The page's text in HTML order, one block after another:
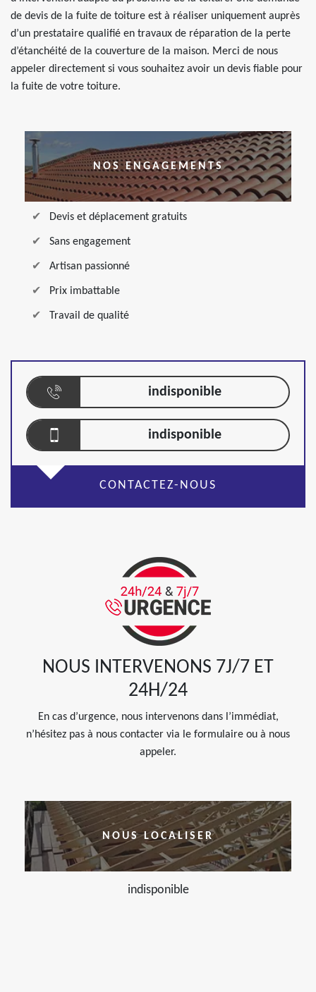
de devis de la fuite de toiture est à réaliser uniquement auprès
d’un prestataire qualifié en travaux de réparation de la perte
d’étanchéité de la couverture de la maison. Merci de nous
appeler directement si vous souhaitez avoir un devis fiable pour
la fuite de votre toiture.
NOS ENGAGEMENTS
Devis et déplacement gratuits
Sans engagement
Artisan passionné
Prix imbattable
Travail de qualité
indisponible
indisponible
CONTACTEZ-NOUS
NOUS INTERVENONS 7J/7 ET
24H/24
En cas d’urgence, nous intervenons dans l’immédiat,
n’hésitez pas à nous contacter via le formulaire ou à nous
appeler.
NOUS LOCALISER
indisponible